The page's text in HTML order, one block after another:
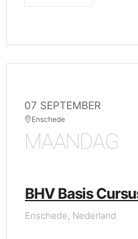
07 SEPTEMBER
Enschede
MAANDAG
BHV Basis
Enschede, Nederland